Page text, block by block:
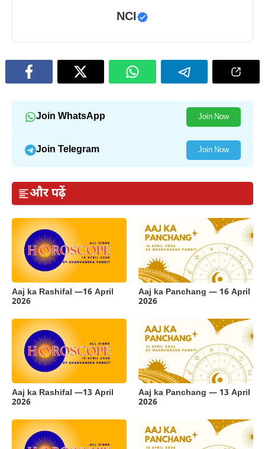
NCI
Join WhatsApp Join Now
Join Telegram Join Now
और पढ़ें
Aaj ka Rashifal —16 April
2026
Aaj ka Panchang — 16 April
2026
Aaj ka Rashifal —13 April
2026
Aaj ka Panchang — 13 April
2026